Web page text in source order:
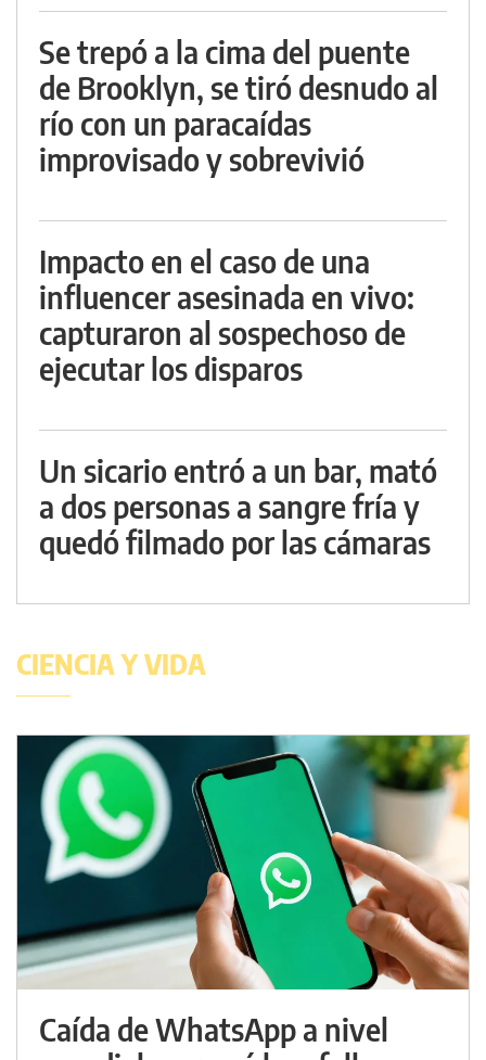
Se trepó a la cima del puente
de Brooklyn, se tiró desnudo al
río con un paracaídas
improvisado y sobrevivió
Impacto en el caso de una
influencer asesinada en vivo:
capturaron al sospechoso de
ejecutar los disparos
Un sicario entró a un bar, mató
a dos personas a sangre fría y
quedó filmado por las cámaras
CIENCIA Y VIDA
Caída de WhatsApp a nivel